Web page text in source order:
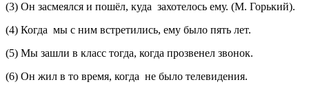
(3) Он засмеялся и пошёл, куда захотелось ему. (М. Горький).
(4) Когда мы с ним встретились, ему было пять лет.
(5) Мы зашли в класс тогда, когда прозвенел звонок.
(6) Он жил в то время, когда не было телевидения.